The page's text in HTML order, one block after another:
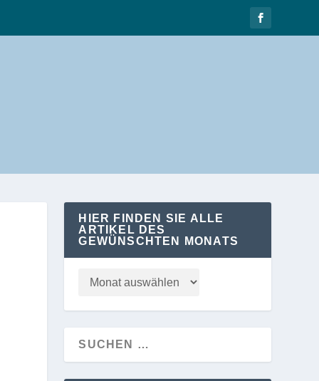
HIER FINDEN SIE ALLE
ARTIKEL DES
GEWÜNSCHTEN MONATS